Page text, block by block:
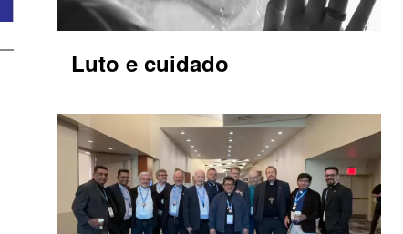
Luto e cuidado